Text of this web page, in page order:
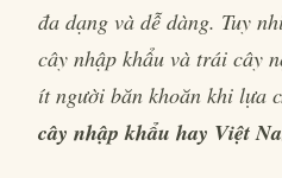
đa dạng và dễ dàng. Tuy
cây nhập khẩu và trái cây
ít người băn khoăn khi lựa
cây nhập khẩu hay Việt